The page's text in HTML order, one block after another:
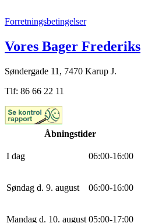
Forretningsbetingelser
Vores Bager Frederiks
Søndergade 11, 7470 Karup J.
Tlf: 86 66 22 11
Åbningstider
I dag 06:00-16:00
Søndag d. 9. august 06:00-16:00
Mandag d. 10. august 05:00-17:00